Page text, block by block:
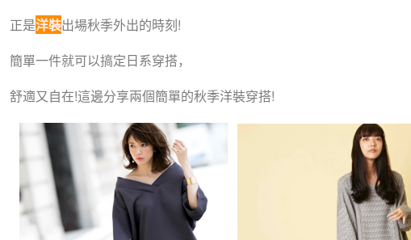
正是洋裝出場秋季外出的時刻!
簡單一件就可以搞定日系穿搭，
舒適又自在!這邊分享兩個簡單的秋季洋裝穿搭!